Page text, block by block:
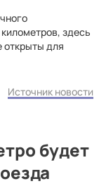
здесь
открыты для
Источник новости
будет